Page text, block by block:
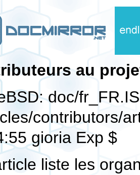
au
doc/
contributors/
gioria Exp $
liste les